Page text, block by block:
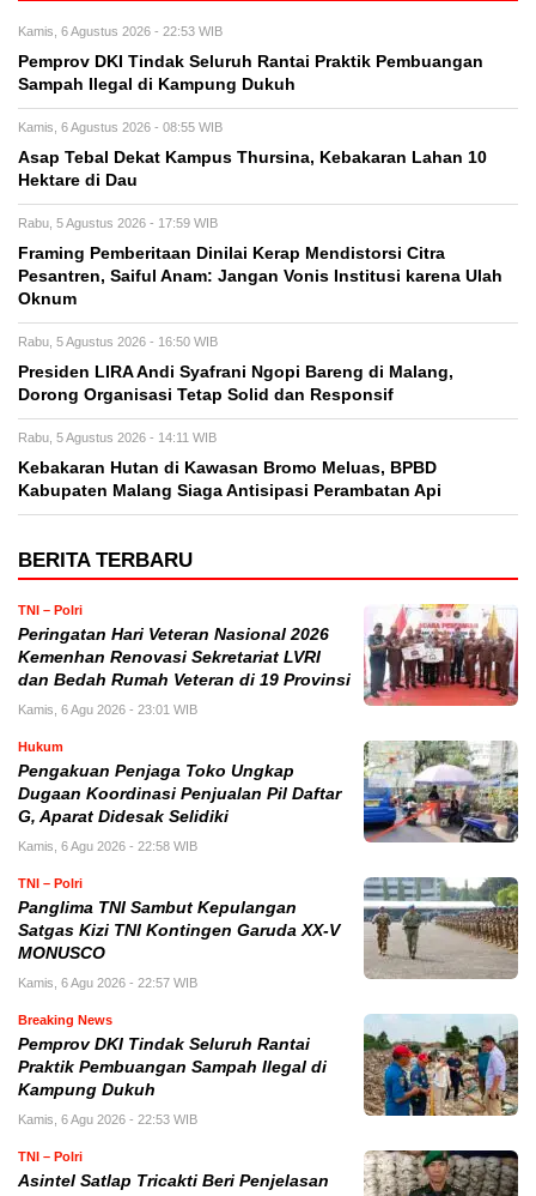
Kamis, 6 Agustus 2026 - 22:53 WIB
Pemprov DKI Tindak Seluruh Rantai Praktik Pembuangan
Sampah Ilegal di Kampung Dukuh
Kamis, 6 Agustus 2026 - 08:55 WIB
Asap Tebal Dekat Kampus Thursina, Kebakaran Lahan 10
Hektare di Dau
Rabu, 5 Agustus 2026 - 17:59 WIB
Framing Pemberitaan Dinilai Kerap Mendistorsi Citra
Pesantren, Saiful Anam: Jangan Vonis Institusi karena Ulah
Oknum
Rabu, 5 Agustus 2026 - 16:50 WIB
Presiden LIRA Andi Syafrani Ngopi Bareng di Malang,
Dorong Organisasi Tetap Solid dan Responsif
Rabu, 5 Agustus 2026 - 14:11 WIB
Kebakaran Hutan di Kawasan Bromo Meluas, BPBD
Kabupaten Malang Siaga Antisipasi Perambatan Api
BERITA TERBARU
TNI – Polri
Peringatan Hari Veteran Nasional 2026
Kemenhan Renovasi Sekretariat LVRI
dan Bedah Rumah Veteran di 19 Provinsi
Kamis, 6 Agu 2026 - 23:01 WIB
Hukum
Pengakuan Penjaga Toko Ungkap
Dugaan Koordinasi Penjualan Pil Daftar
G, Aparat Didesak Selidiki
Kamis, 6 Agu 2026 - 22:58 WIB
TNI – Polri
Panglima TNI Sambut Kepulangan
Satgas Kizi TNI Kontingen Garuda XX-V
MONUSCO
Kamis, 6 Agu 2026 - 22:57 WIB
Breaking News
Pemprov DKI Tindak Seluruh Rantai
Praktik Pembuangan Sampah Ilegal di
Kampung Dukuh
Kamis, 6 Agu 2026 - 22:53 WIB
TNI – Polri
Asintel Satlap Tricakti Beri Penjelasan